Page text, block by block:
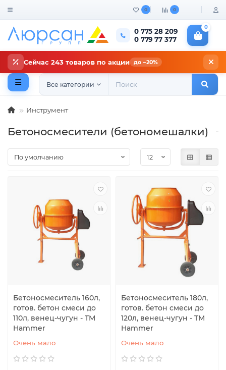
0 0
0 775 28 209
0 779 77 377
0
Сейчас 243 товаров по акции до −20%
Все категории
Инструмент
Бетоносмесители (бетономешалки)
Бетоносмеситель 160л,
готов. бетон смеси до
110л, венец-чугун - TM
Hammer
Очень мало
Бетоносмеситель 180л,
готов. бетон смеси до
120л, венец-чугун - TM
Hammer
Очень мало